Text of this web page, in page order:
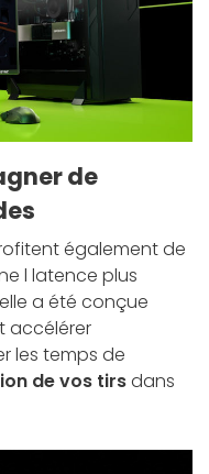
de
également de
l latence plus
a été conçue
accélérer
les temps de
de vos tirsdans